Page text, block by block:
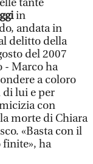
tante
in
andata in
delitto della
del 2007
- Marco ha
a coloro
di lui e per
con
morte di Chiara
«Basta con il
ha